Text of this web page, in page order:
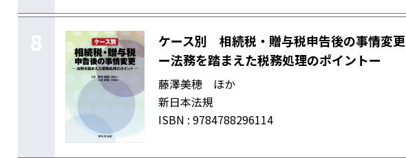
8
ケース別 相続税・贈与税申告後の事情変更
ー法務を踏まえた税務処理のポイントー
藤澤美穂 ほか
新日本法規
ISBN : 9784788296114